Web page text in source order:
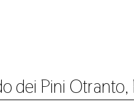
dei Pini Otranto,